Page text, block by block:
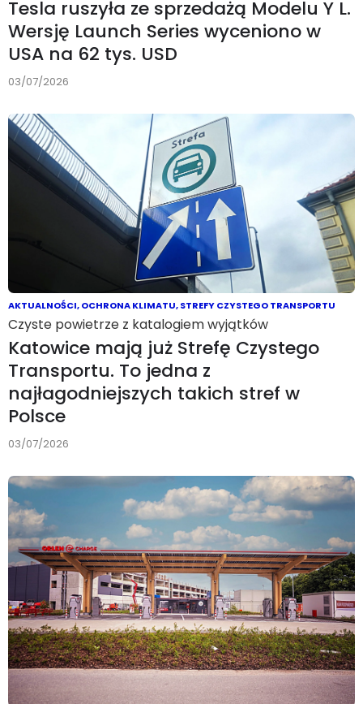
Tesla ruszyła ze sprzedażą Modelu Y L.
Wersję Launch Series wyceniono w
USA na 62 tys. USD
03/07/2026
AKTUALNOŚCI,OCHRONA KLIMATU,STREFY CZYSTEGO TRANSPORTU
Czyste powietrze z katalogiem wyjątków
Katowice mają już Strefę Czystego
Transportu. To jedna z
najłagodniejszych takich stref w
Polsce
03/07/2026